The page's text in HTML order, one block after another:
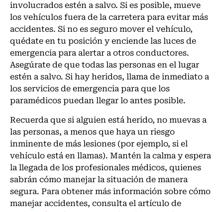
involucrados estén a salvo. Si es posible, mueve
los vehículos fuera de la carretera para evitar más
accidentes. Si no es seguro mover el vehículo,
quédate en tu posición y enciende las luces de
emergencia para alertar a otros conductores.
Asegúrate de que todas las personas en el lugar
estén a salvo. Si hay heridos, llama de inmediato a
los servicios de emergencia para que los
paramédicos puedan llegar lo antes posible.
Recuerda que si alguien está herido, no muevas a
las personas, a menos que haya un riesgo
inminente de más lesiones (por ejemplo, si el
vehículo está en llamas). Mantén la calma y espera
la llegada de los profesionales médicos, quienes
sabrán cómo manejar la situación de manera
segura. Para obtener más información sobre cómo
manejar accidentes, consulta el artículo de